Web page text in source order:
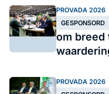
PROVADA 2026
GESPONSORD
om breed
PROVADA 2026